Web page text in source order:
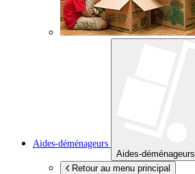
Aides-déménageurs
Aides-déménageurs
Retour au menu principal